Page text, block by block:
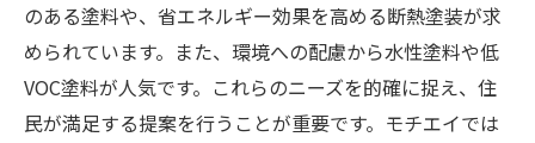
のある塗料や、省エネルギー効果を高める断熱塗装が求
められています。また、環境への配慮から水性塗料や低
VOC塗料が人気です。これらのニーズを的確に捉え、住
民が満足する提案を行うことが重要です。モチエイでは